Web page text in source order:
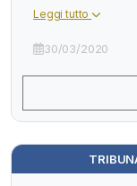
Leggi tutto
30/03/2020